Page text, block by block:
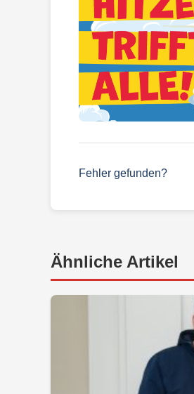
Fehler gefunden?
Ähnliche Artikel